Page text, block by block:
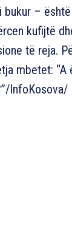
bukur –
kufijtë
të reja.
mbetet:
InfoKosova/